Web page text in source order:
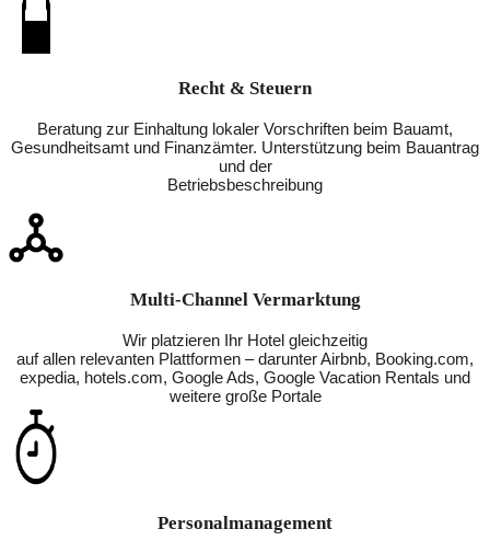
Recht & Steuern
Beratung zur Einhaltung lokaler Vorschriften beim Bauamt,
Gesundheitsamt und Finanzämter. Unterstützung beim Bauantrag
und der
Betriebsbeschreibung
Multi-Channel Vermarktung
Wir platzieren Ihr Hotel gleichzeitig
auf allen relevanten Plattformen – darunter Airbnb, Booking.com,
expedia, hotels.com, Google Ads, Google Vacation Rentals und
weitere große Portale
Personalmanagement